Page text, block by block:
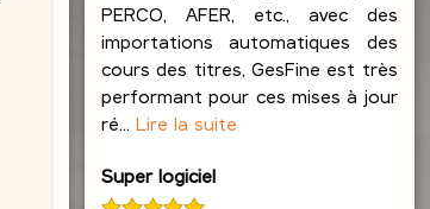
PERCO, AFER, etc., avec des
importations automatiques des
cours des titres, GesFine est très
performant pour ces mises à jour
ré... Lire la suite
Super logiciel